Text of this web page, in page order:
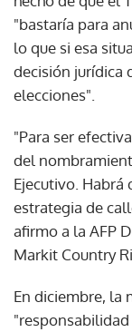
"bastaría para
lo que si esa
decisión jurídica
elecciones".
"Para ser
del
Ejecutivo. Habrá
estrategia de
afirmo a la AFP
Markit Country
En diciembre, la